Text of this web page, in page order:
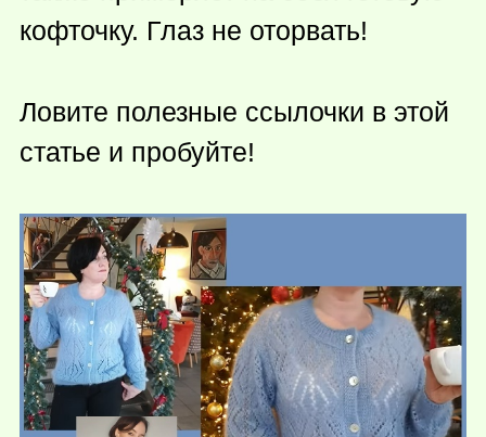
кофточку. Глаз не оторвать!
Ловите полезные ссылочки в этой
статье и пробуйте!